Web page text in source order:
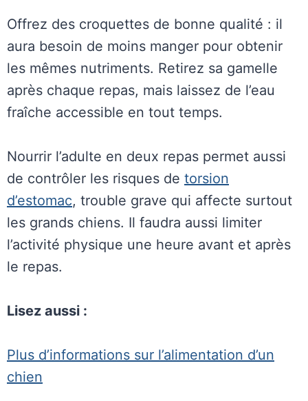
Offrez des croquettes de bonne qualité : il
aura besoin de moins manger pour obtenir
les mêmes nutriments. Retirez sa gamelle
après chaque repas, mais laissez de l’eau
fraîche accessible en tout temps.
Nourrir l’adulte en deux repas permet aussi
de contrôler les risques de torsion
d’estomac, trouble grave qui affecte surtout
les grands chiens. Il faudra aussi limiter
l’activité physique une heure avant et après
le repas.
Lisez aussi :
Plus d’informations sur l’alimentation d’un
chien